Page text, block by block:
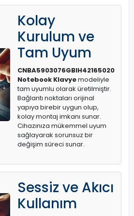
Kolay
Kurulum ve
Tam Uyum
CNBA5903076GBIH42165020
Notebook Klavyemodeliyle
tam uyumlu olarak üretilmiştir.
Bağlantı noktaları orijinal
yapıya birebir uygun olup,
kolay montaj imkanı sunar.
Cihazınıza mükemmel uyum
sağlayarak sorunsuz bir
değişim süreci sunar.
Sessiz ve Akıcı
Kullanım